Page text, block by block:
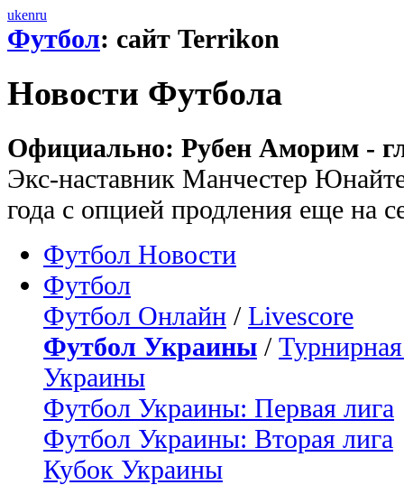
ukenru
Футбол: сайт Terrikon
Новости Футбола
Официально: Рубен Аморим -
Экс-наставник Манчестер
года с опцией продления еще на
Футбол Новости
Футбол
Футбол Онлайн / Livescore
Футбол Украины /
Украины
Футбол Украины: Первая лига
Футбол Украины: Вторая лига
Кубок Украины